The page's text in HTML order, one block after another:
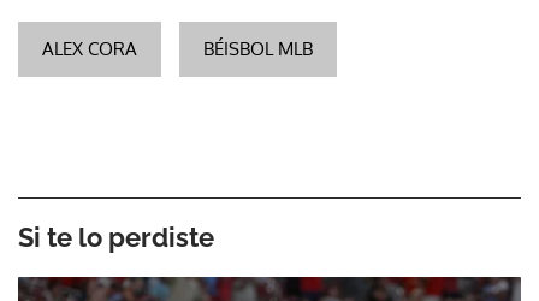
ALEX CORA BÉISBOL MLB
Si te lo perdiste